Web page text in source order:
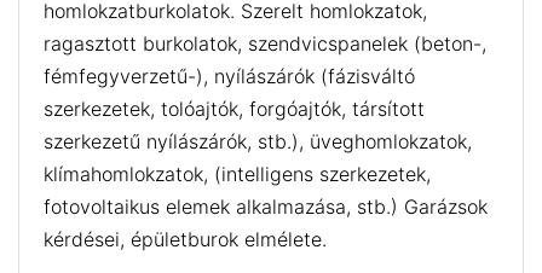
homlokzatburkolatok. Szerelt homlokzatok,
ragasztott burkolatok, szendvicspanelek (beton-,
fémfegyverzetű-), nyílászárók (fázisváltó
szerkezetek, tolóajtók, forgóajtók, társított
szerkezetű nyílászárók, stb.), üveghomlokzatok,
klímahomlokzatok, (intelligens szerkezetek,
fotovoltaikus elemek alkalmazása, stb.) Garázsok
kérdései, épületburok elmélete.